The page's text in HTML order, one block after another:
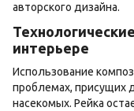
авторского дизайна.
интерьере
Использование
проблемах, присущих
насекомых. Рейка